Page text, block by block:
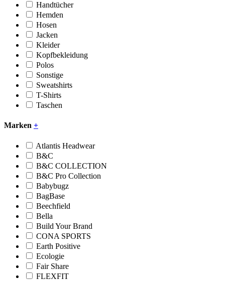
Handtücher
Hemden
Hosen
Jacken
Kleider
Kopfbekleidung
Polos
Sonstige
Sweatshirts
T-Shirts
Taschen
Marken +
Atlantis Headwear
B&C
B&C COLLECTION
B&C Pro Collection
Babybugz
BagBase
Beechfield
Bella
Build Your Brand
CONA SPORTS
Earth Positive
Ecologie
Fair Share
FLEXFIT